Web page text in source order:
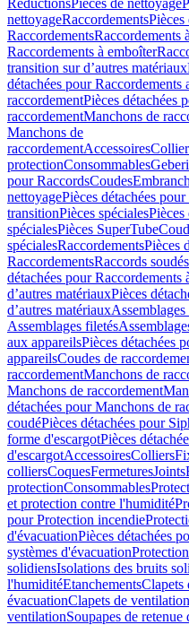
RéductionsPièces de nettoyage
nettoyageRaccordementsPièces
RaccordementsRaccordements
Raccordements à emboîter
transition sur d’autres matériaux
détachées pour Raccordements
raccordementPièces détachées
raccordementManchons de
Manchons de
raccordementAccessoires
protectionConsommables
pour RaccordsCoudes
nettoyagePièces détachées
transitionPièces spécialesPièces
spécialesPièces SuperTube
spécialesRaccordementsPièces
RaccordementsRaccords soudés
détachées pour Raccordements
d’autres matériauxPièces
d’autres matériaux
Assemblages filetés
aux appareilsPièces détachées
appareilsCoudes de
raccordementManchons de
Manchons de raccordement
détachées pour Manchons de
coudéPièces détachées pour
forme d'escargotPièces
d'escargotAccessoiresColliers
colliersCoquesFermeturesJoints
protectionConsommables
et protection contre l'humidité
pour Protection incendie
d'évacuationPièces détachées
systèmes d'évacuation
solidiensIsolations des bruits
l'humiditéEtanchementsClapets
évacuationClapets de ventilation
ventilationSoupapes de retenue